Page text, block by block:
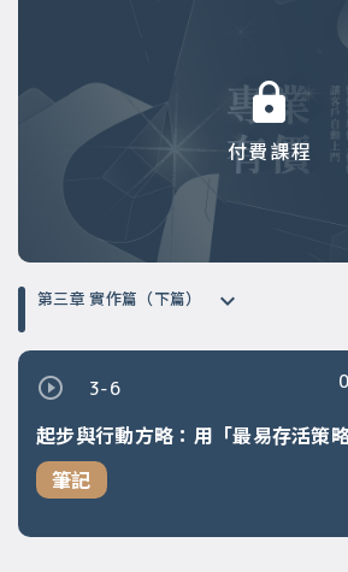
付費課程
第三章 實作篇（下篇）
3-6
起步與行動方略：用「最易存活策
筆記